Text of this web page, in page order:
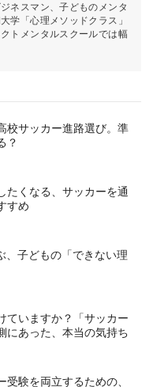
ネスマン、子どものメンタ
学「心理メソッドクラス」
トメンタルスクールでは幅
校サッカー進路選び。準
？
たくなる、サッカーを通
すめ
、子どもの「できない理
ていますか？「サッカー
にあった、本当の気持ち
受験を両立するための、